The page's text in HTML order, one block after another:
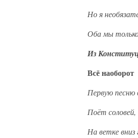
Но я
Оба мы
Из
Всё наоборот
Первую песню
Поёт соловей,
На ветке вниз